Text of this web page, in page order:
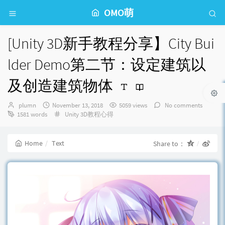
OMO萌
[Unity 3D新手教程分享】City Bui
lder Demo第二节：设定建筑以
及创造建筑物体
Author：
plumn
发
布
November 13, 2018 5059 views
No comments
1581 words
Categories：
Unity 3D教程心得
Home Text Share to：